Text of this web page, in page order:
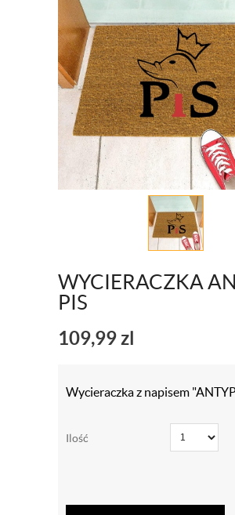
WYCIERACZKA
PIS
109,99zl
Wycieraczka z napisem
Ilość